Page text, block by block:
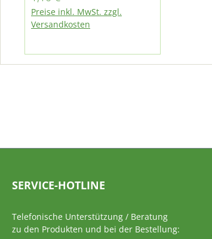
Preise inkl. MwSt. zzgl.
Versandkosten
SERVICE-HOTLINE
Telefonische Unterstützung / Beratung
zu den Produkten und bei der Bestellung: